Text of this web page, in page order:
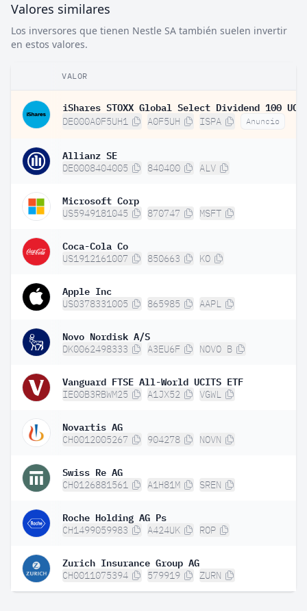
Valores similares
Los inversores que tienen Nestle SA también suelen invertir
en estos valores.
VALOR
DE000A0F5UH1 A0F5UH ISPA Anuncio
Allianz SE
DE0008404005 840400 ALV
Microsoft Corp
US5949181045 870747 MSFT
Coca-Cola Co
US1912161007 850663 KO
Apple Inc
US0378331005 865985 AAPL
Novo Nordisk A/S
DK0062498333 A3EU6F NOVO B
Vanguard FTSE All-World UCITS ETF
IE00B3RBWM25 A1JX52 VGWL
Novartis AG
CH0012005267 904278 NOVN
Swiss Re AG
CH0126881561 A1H81M SREN
Roche Holding AG Ps
CH1499059983 A424UK ROP
Zurich Insurance Group AG
CH0011075394 579919 ZURN